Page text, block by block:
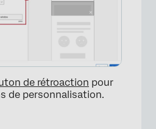
de rétroaction pour
de personnalisation.